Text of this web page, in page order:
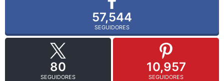
57,544
SEGUIDORES
80
SEGUIDORES
10,957
SEGUIDORES